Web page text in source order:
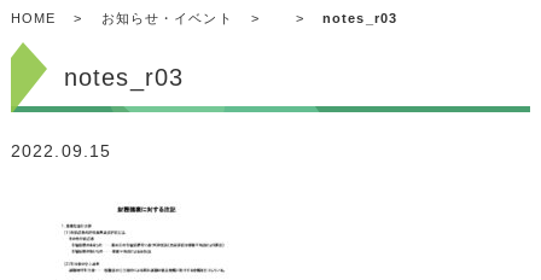
HOME > お知らせ・イベント > > notes_r03
notes_r03
2022.09.15